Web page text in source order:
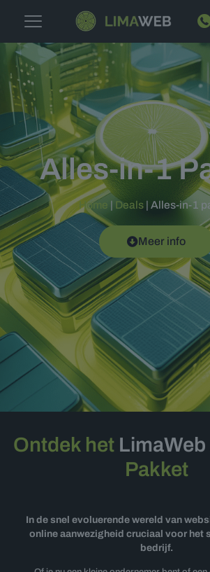
Alles-in-1
Home | Deals | Alles-in-1
Meer info
Ontdek hetLimaWeb
Pakket
In de snel evoluerende wereld van
online aanwezigheid cruciaal voor het
bedrijf.